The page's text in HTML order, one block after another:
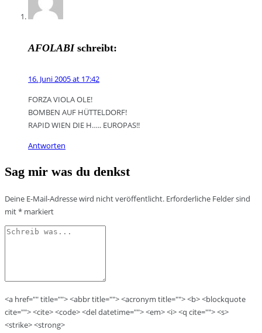
AFOLABI schreibt:
16. Juni 2005 at 17:42
FORZA VIOLA OLE!
BOMBEN AUF HÜTTELDORF!
RAPID WIEN DIE H….. EUROPAS!!
Antworten
Sag mir was du denkst
Deine E-Mail-Adresse wird nicht veröffentlicht. Erforderliche Felder sind
mit* markiert
<a href="" title=""> <abbr title=""> <acronym title=""> <b> <blockquote
cite=""> <cite> <code> <del datetime=""> <em> <i> <q cite=""> <s>
<strike> <strong>